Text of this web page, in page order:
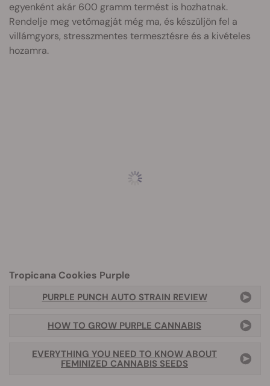
egyenként akár 600 gramm termést is hozhatnak.
Rendelje meg vetőmagját még ma, és készüljön fel a
villámgyors, stresszmentes termesztésre és a kivételes
hozamra.
Tropicana Cookies Purple
PURPLE PUNCH AUTO STRAIN REVIEW
HOW TO GROW PURPLE CANNABIS
EVERYTHING YOU NEED TO KNOW ABOUT
FEMINIZED CANNABIS SEEDS